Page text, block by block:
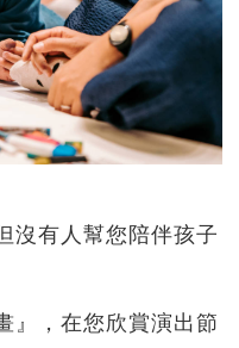
沒有人幫您陪伴孩子
』，在您欣賞演出節